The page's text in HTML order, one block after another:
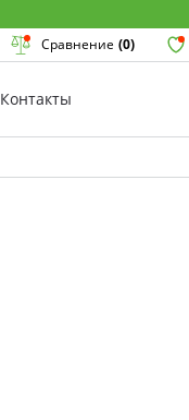
Сравнение (0)
Контакты